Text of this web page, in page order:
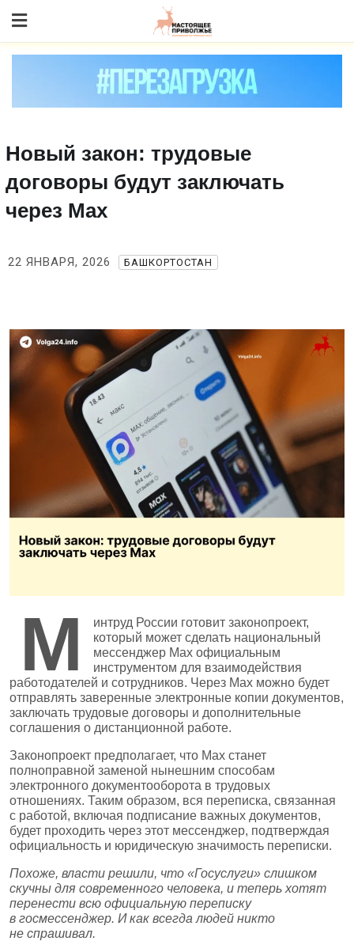
to content
Новый закон: трудовые
договоры будут заключать
через Mах
22 ЯНВАРЯ, 2026 БАШКОРТОСТАН
М
интруд России готовит законопроект,
который может сделать национальный
мессенджер Mах официальным
инструментом для взаимодействия
работодателей и сотрудников. Через Mах можно будет
отправлять заверенные электронные копии документов,
заключать трудовые договоры и дополнительные
соглашения о дистанционной работе.
Законопроект предполагает, что Mах станет
полноправной заменой нынешним способам
электронного документооборота в трудовых
отношениях. Таким образом, вся переписка, связанная
с работой, включая подписание важных документов,
будет проходить через этот мессенджер, подтверждая
официальность и юридическую значимость переписки.
Похоже, власти решили, что «Госуслуги» слишком
скучны для современного человека, и теперь хотят
перенести всю официальную переписку
в госмессенджер. И как всегда людей никто
не спрашивал.